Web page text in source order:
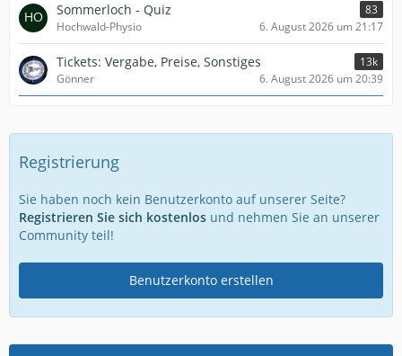
Sommerloch - Quiz
83
Hochwald-Physio
6. August 2026 um 21:17
Tickets: Vergabe, Preise, Sonstiges
13k
Gönner
6. August 2026 um 20:39
Registrierung
Sie haben noch kein Benutzerkonto auf unserer Seite?
Registrieren Sie sich kostenlos und nehmen Sie an unserer
Community teil!
Benutzerkonto erstellen